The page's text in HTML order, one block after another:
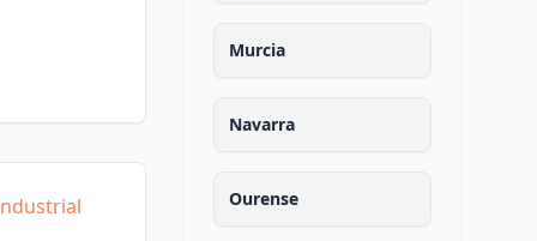
Murcia
Navarra
Ourense